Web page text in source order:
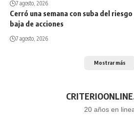
7 agosto, 2026
Cerró una semana con suba del riesgo
baja de acciones
7 agosto, 2026
Mostrar más
20 años en